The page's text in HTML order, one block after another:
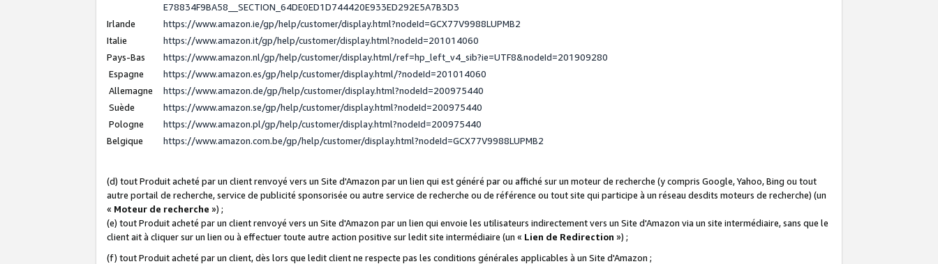
E78834F9BA58__SECTION_64DE0ED1D744420E933ED292E5A7B3D3
Irlande
https://www.amazon.ie/gp/help/customer/display.html?nodeId=GCX77V9988LUPMB2
Italie
https://www.amazon.it/gp/help/customer/display.html?nodeId=201014060
Pays-Bas
https://www.amazon.nl/gp/help/customer/display.html/ref=hp_left_v4_sib?ie=UTF8&nodeId=201909280
Espagne
https://www.amazon.es/gp/help/customer/display.html/?nodeId=201014060
Allemagne
https://www.amazon.de/gp/help/customer/display.html?nodeId=200975440
Suède
https://www.amazon.se/gp/help/customer/display.html?nodeId=200975440
Pologne
https://www.amazon.pl/gp/help/customer/display.html?nodeId=200975440
Belgique
https://www.amazon.com.be/gp/help/customer/display.html?nodeId=GCX77V9988LUPMB2
(d) tout Produit acheté par un client renvoyé vers un Site d'Amazon par un lien qui est généré par ou affiché sur un moteur de recherche (y compris Google, Yahoo, Bing ou tout
autre portail de recherche, service de publicité sponsorisée ou autre service de recherche ou de référence ou tout site qui participe à un réseau desdits moteurs de recherche) (un
« Moteur de recherche ») ;
(e) tout Produit acheté par un client renvoyé vers un Site d'Amazon par un lien qui envoie les utilisateurs indirectement vers un Site d'Amazon via un site intermédiaire, sans que le
client ait à cliquer sur un lien ou à effectuer toute autre action positive sur ledit site intermédiaire (un « Lien de Redirection ») ;
(f) tout Produit acheté par un client, dès lors que ledit client ne respecte pas les conditions générales applicables à un Site d'Amazon ;